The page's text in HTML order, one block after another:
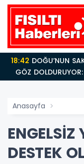
18:42
GÖZ
Anasayfa
DESTEK OL